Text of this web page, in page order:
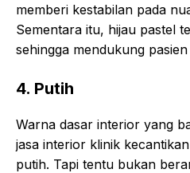
memberi kestabilan pada
Sementara itu, hijau pastel
sehingga mendukung
4. Putih
Warna dasar interior yang
jasa interior klinik
putih. Tapi tentu bukan